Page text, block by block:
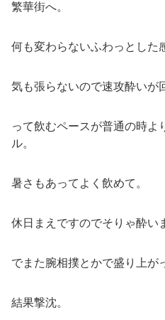
繁華街へ。
何も変わらないふわっとした
気も張らないので速攻酔いが
って飲むペースが普通の時よ
ル。
暑さもあってよく飲めて。
休日まえですのでそりゃ酔い
でまた腕相撲とかで盛り上が
結果撃沈。